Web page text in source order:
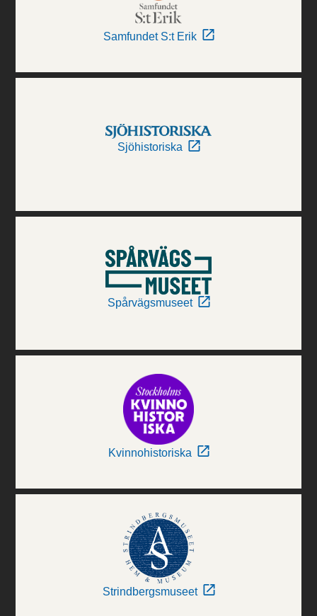
Samfundet S:t Erik
Sjöhistoriska
Spårvägsmuseet
Kvinnohistoriska
Strindbergsmuseet